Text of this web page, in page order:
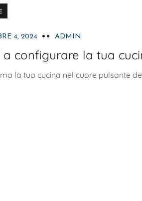
4, 2024 ADMIN
a configurare la tua
la tua cucina nel cuore pulsante